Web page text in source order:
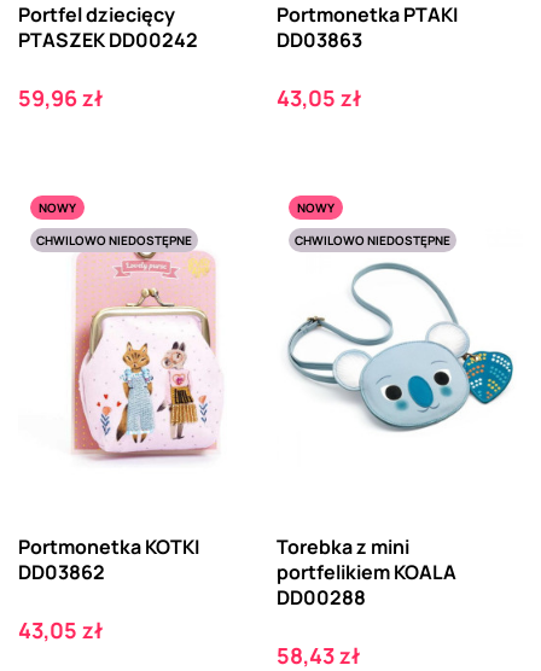
Portfel dziecięcy
PTASZEK DD00242
Cena
59,96 zł
Portmonetka PTAKI
DD03863
Cena
43,05 zł
NOWY
CHWILOWO NIEDOSTĘPNE
Portmonetka KOTKI
DD03862
Cena
43,05 zł
NOWY
CHWILOWO NIEDOSTĘPNE
Torebka z mini
portfelikiem KOALA
DD00288
Cena
58,43 zł